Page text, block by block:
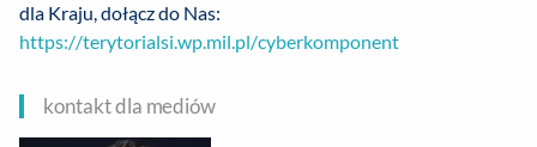
dla Kraju, dołącz do Nas:
https://terytorialsi.wp.mil.pl/cyberkomponent
kontakt dla mediów